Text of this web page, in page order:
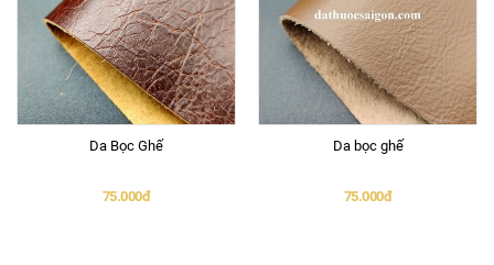
Da Bọc Ghế
75.000đ
Da bọc ghế
75.000đ